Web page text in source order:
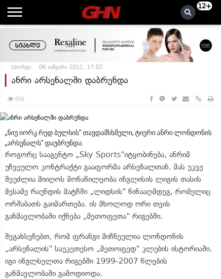
12+
სპორტი 06 იანვარი 2012, 17:02
ანრი არსენალში დაბრუნდა
956
„ნიუ იორკ რედ ბულსის" თავდამსხმელი, ტიერი ანრი ლონდონის
„არსენალს" დაუბრუნდა.
როგორც სააგენტო „Sky Sports"იტყობინება, ანრიმ
უჩვეულო კონტრაქტი გააფორმა არსენალთან. მას უკვე
შეუძლია მიიღოს მონაწილეობა ინგლისის ლიგის თასის
მესამე რაუნდის მატჩში „ლიდსის" წინააღმდეგ, რომელიც
ორშაბათს გაიმართება. ის მხოლოდ ორი თვის
განმავლობაში იქნება „მეთოფეთა" რიგებში.
შეგახსენებთ, რომ ფრანგი მიჩნეულია ლონდონის
„არსენალის" საუკეთესო „მეთოფედ" კლუბის ისტორიაში.
იგი ინგლსელთა რიგებში 1999-2007 წლების
განმავლობაში გამოდიოდა.